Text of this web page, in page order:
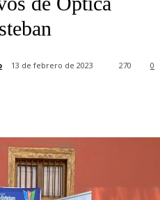
13 de febrero de 2023 0
270